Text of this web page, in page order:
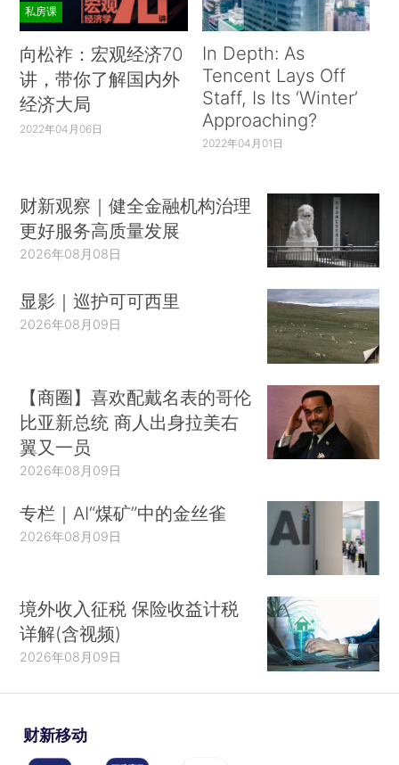
私房课
向松祚：宏观经济70
讲，带你了解国内外
经济大局
2022年04月06日
In Depth: As
Tencent Lays Off
Staff, Is Its ‘Winter’
Approaching?
2022年04月01日
财新观察｜健全金融机构治理
更好服务高质量发展
2026年08月08日
显影｜巡护可可西里
2026年08月09日
【商圈】喜欢配戴名表的哥伦
比亚新总统 商人出身拉美右
翼又一员
2026年08月09日
专栏｜AI“煤矿”中的金丝雀
2026年08月09日
境外收入征税 保险收益计税
详解(含视频)
2026年08月09日
财新移动